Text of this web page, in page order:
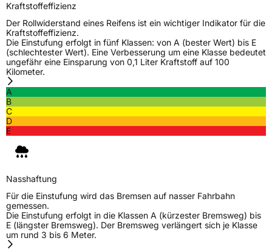
Allgemeine Produktsicherheit (GPSR)
Herstellerkontakt
30159 Hannover Deutschland,
LLG_info@linglong.cn
Kraftstoffeffizienz
Der Rollwiderstand eines Reifens ist ein wichtiger Indikator für die
Kraftstoffeffizienz.
Die Einstufung erfolgt in fünf Klassen: von A (bester Wert) bis E
(schlechtester Wert). Eine Verbesserung um eine Klasse bedeutet
ungefähr eine Einsparung von 0,1 Liter Kraftstoff auf 100
Kilometer.
A
B
C
D
E
Nasshaftung
Für die Einstufung wird das Bremsen auf nasser Fahrbahn
gemessen.
Die Einstufung erfolgt in die Klassen A (kürzester Bremsweg) bis
E (längster Bremsweg). Der Bremsweg verlängert sich je Klasse
um rund 3 bis 6 Meter.